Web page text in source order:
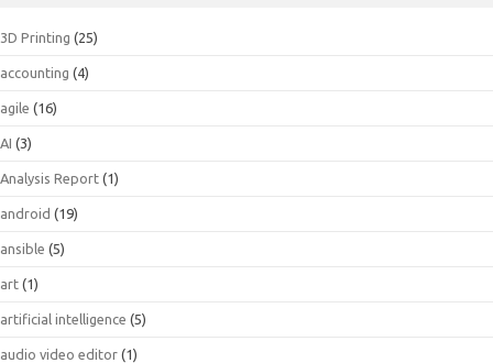
3D Printing (25)
accounting (4)
agile (16)
AI (3)
Analysis Report (1)
android (19)
ansible (5)
art (1)
artificial intelligence (5)
audio video editor (1)